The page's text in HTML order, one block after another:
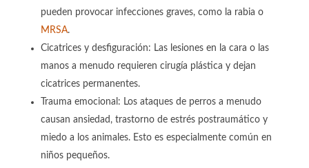
pueden provocar infecciones graves, como la rabia o
MRSA.
Cicatrices y desfiguración: Las lesiones en la cara o las
manos a menudo requieren cirugía plástica y dejan
cicatrices permanentes.
Trauma emocional: Los ataques de perros a menudo
causan ansiedad, trastorno de estrés postraumático y
miedo a los animales. Esto es especialmente común en
niños pequeños.